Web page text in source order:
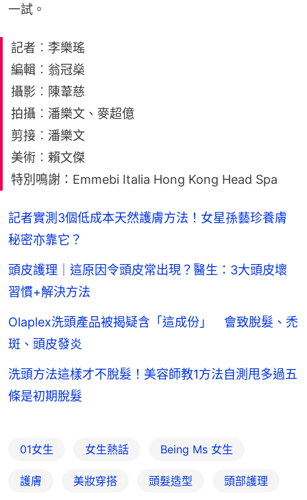
一試。
記者︰李樂瑤
編輯︰翁冠燊
攝影︰陳葦慈
拍攝︰潘樂文、麥超億
剪接︰潘樂文
美術︰賴文傑
特別鳴謝：Emmebi Italia Hong Kong Head Spa
記者實測3個低成本天然護膚方法！女星孫藝珍養膚
秘密亦靠它？
頭皮護理｜這原因令頭皮常出現？醫生：3大頭皮壞
習慣+解決方法
Olaplex洗頭產品被揭疑含「這成份」 會致脫髮、禿
斑、頭皮發炎
洗頭方法這樣才不脫髮！美容師教1方法自測甩多過五
條是初期脫髮
01女生 女生熱話 Being Ms 女生
護膚 美妝穿搭 頭髮造型 頭部護理